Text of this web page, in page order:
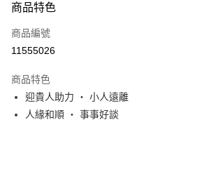
商品特色
商品編號
11555026
商品特色
迎貴人助力 ・ 小人遠離
人緣和順 ・ 事事好談